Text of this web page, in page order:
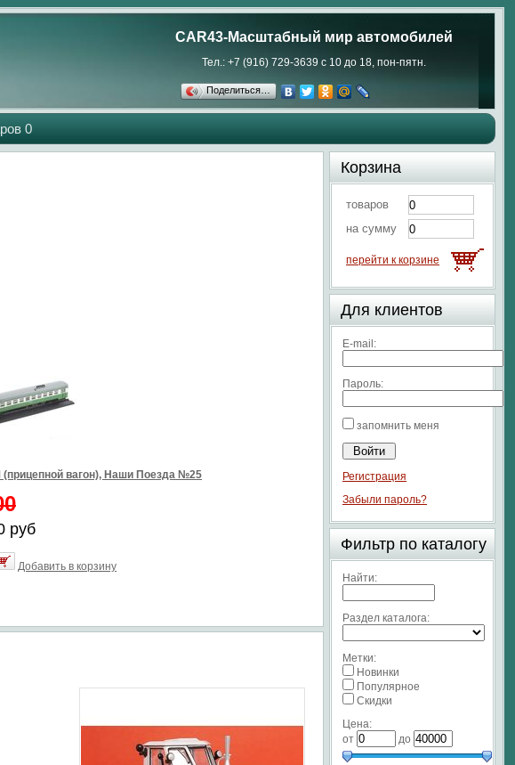
CAR43-Масштабный мир автомобилей
Тел.: +7 (916) 729-3639 с 10 до 18, пон-пятн.
Поделиться…
0
вагон), Наши Поезда №25
руб
Добавить в корзину
Корзина
товаров
на сумму
перейти к корзине
Для клиентов
E-mail:
Пароль:
запомнить меня
Регистрация
Забыли пароль?
Фильтр по каталогу
Найти:
Раздел каталога:
Метки:
Новинки
Популярное
Скидки
Цена:
от
до